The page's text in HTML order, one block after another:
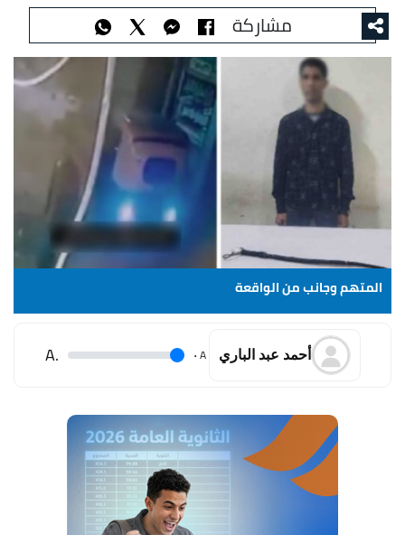
مشاركة
المتهم وجانب من الواقعة
أحمد عبد الباري A
.
.A